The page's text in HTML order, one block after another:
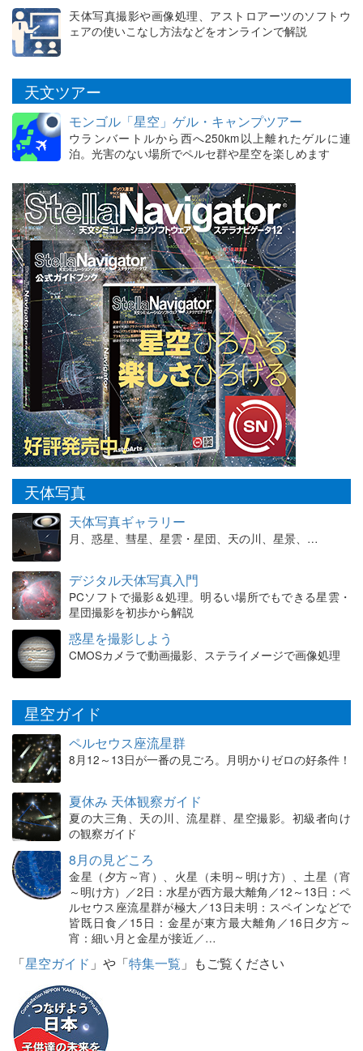
天体写真撮影や画像処理、アストロアーツのソフトウ
ェアの使いこなし方法などをオンラインで解説
天文ツアー
モンゴル「星空」ゲル・キャンプツアー
ウランバートルから西へ250km以上離れたゲルに連
泊。光害のない場所でペルセ群や星空を楽しめます
天体写真
天体写真ギャラリー
月、惑星、彗星、星雲・星団、天の川、星景、…
デジタル天体写真入門
PCソフトで撮影＆処理。明るい場所でもできる星雲・
星団撮影を初歩から解説
惑星を撮影しよう
CMOSカメラで動画撮影、ステライメージで画像処理
星空ガイド
ペルセウス座流星群
8月12～13日が一番の見ごろ。月明かりゼロの好条件！
夏休み 天体観察ガイド
夏の大三角、天の川、流星群、星空撮影。初級者向け
の観察ガイド
8月の見どころ
金星（夕方～宵）、火星（未明～明け方）、土星（宵
～明け方）／2日：水星が西方最大離角／12～13日：ペ
ルセウス座流星群が極大／13日未明：スペインなどで
皆既日食／15日：金星が東方最大離角／16日夕方～
宵：細い月と金星が接近／…
「星空ガイド 」や「特集一覧 」もご覧ください